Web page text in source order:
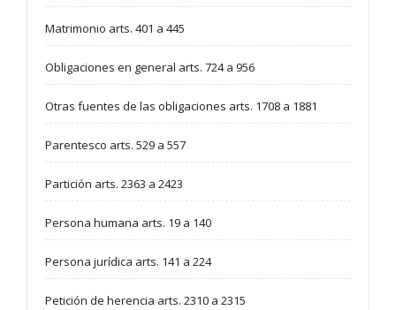
Matrimonio arts. 401 a 445
Obligaciones en general arts. 724 a 956
Otras fuentes de las obligaciones arts. 1708 a 1881
Parentesco arts. 529 a 557
Partición arts. 2363 a 2423
Persona humana arts. 19 a 140
Persona jurídica arts. 141 a 224
Petición de herencia arts. 2310 a 2315